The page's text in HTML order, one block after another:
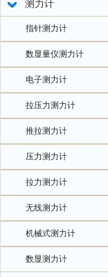
测力计
指针测力计
数显量仪测力计
电子测力计
拉压力测力计
推拉测力计
压力测力计
拉力测力计
无线测力计
机械式测力计
数显测力计